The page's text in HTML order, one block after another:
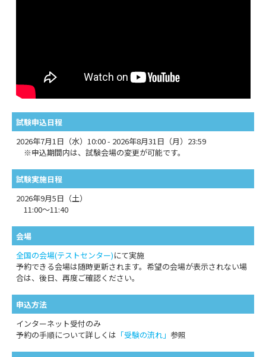
試験申込日程
2026年7月1日（水）10:00 - 2026年8月31日（月）23:59
※申込期間内は、試験会場の変更が可能です。
試験実施日程
2026年9月5日（土）
11:00～11:40
会場
全国の会場(テストセンター)にて実施
予約できる会場は随時更新されます。希望の会場が表示されない場
合は、後日、再度ご確認ください。
申込方法
インターネット受付のみ
予約の手順について詳しくは 「受験の流れ」 参照